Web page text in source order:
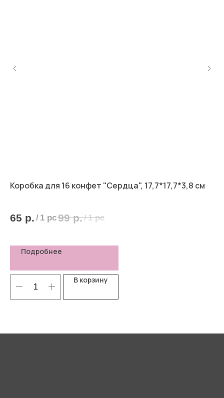
Коробка для 16 конфет "Сердца", 17,7*17,7*3,8 см
65 р. / 1 pc99 р./1 pc
Подробнее
В корзину